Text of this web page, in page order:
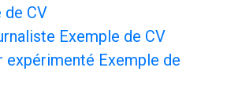
de CV
Exemple de CV
expérimenté Exemple de